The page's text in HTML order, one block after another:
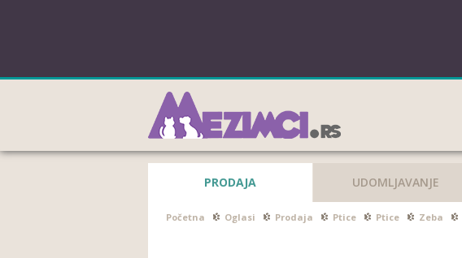
PRODAJA UDOMLJAVANJE
Početna Oglasi Prodaja Ptice Ptice Zeba